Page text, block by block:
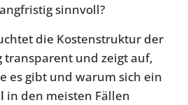
sinnvoll?
die Kostenstruktur der
transparent und zeigt auf,
es gibt und warum sich ein
in den meisten Fällen